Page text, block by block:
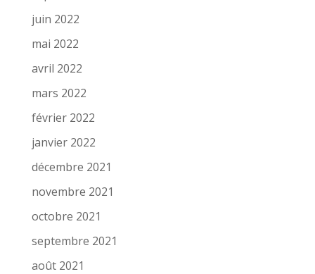
juin 2022
mai 2022
avril 2022
mars 2022
février 2022
janvier 2022
décembre 2021
novembre 2021
octobre 2021
septembre 2021
août 2021